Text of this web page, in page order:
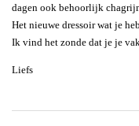
dagen ook behoorlijk
Het nieuwe dressoir wat je
Ik vind het zonde dat je je
Liefs